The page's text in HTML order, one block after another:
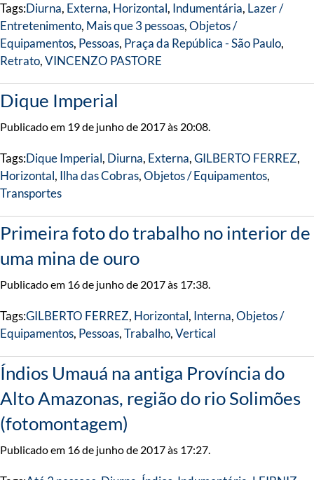
Tags:Diurna, Externa, Horizontal, Indumentária, Lazer /
Entretenimento, Mais que 3 pessoas,Objetos /
Equipamentos, Pessoas, Praça da República - São Paulo,
Retrato,VINCENZO PASTORE
Dique Imperial
Publicado em 19 de junho de 2017 às 20:08.
Tags:Dique Imperial, Diurna, Externa,GILBERTO FERREZ,
Horizontal, Ilha das Cobras,Objetos / Equipamentos,
Transportes
Primeira foto do trabalho no interior de
uma mina de ouro
Publicado em 16 de junho de 2017 às 17:38.
Tags:GILBERTO FERREZ, Horizontal, Interna,Objetos /
Equipamentos, Pessoas,Trabalho,Vertical
Índios Umauá na antiga Província do
Alto Amazonas, região do rio Solimões
(fotomontagem)
Publicado em 16 de junho de 2017 às 17:27.